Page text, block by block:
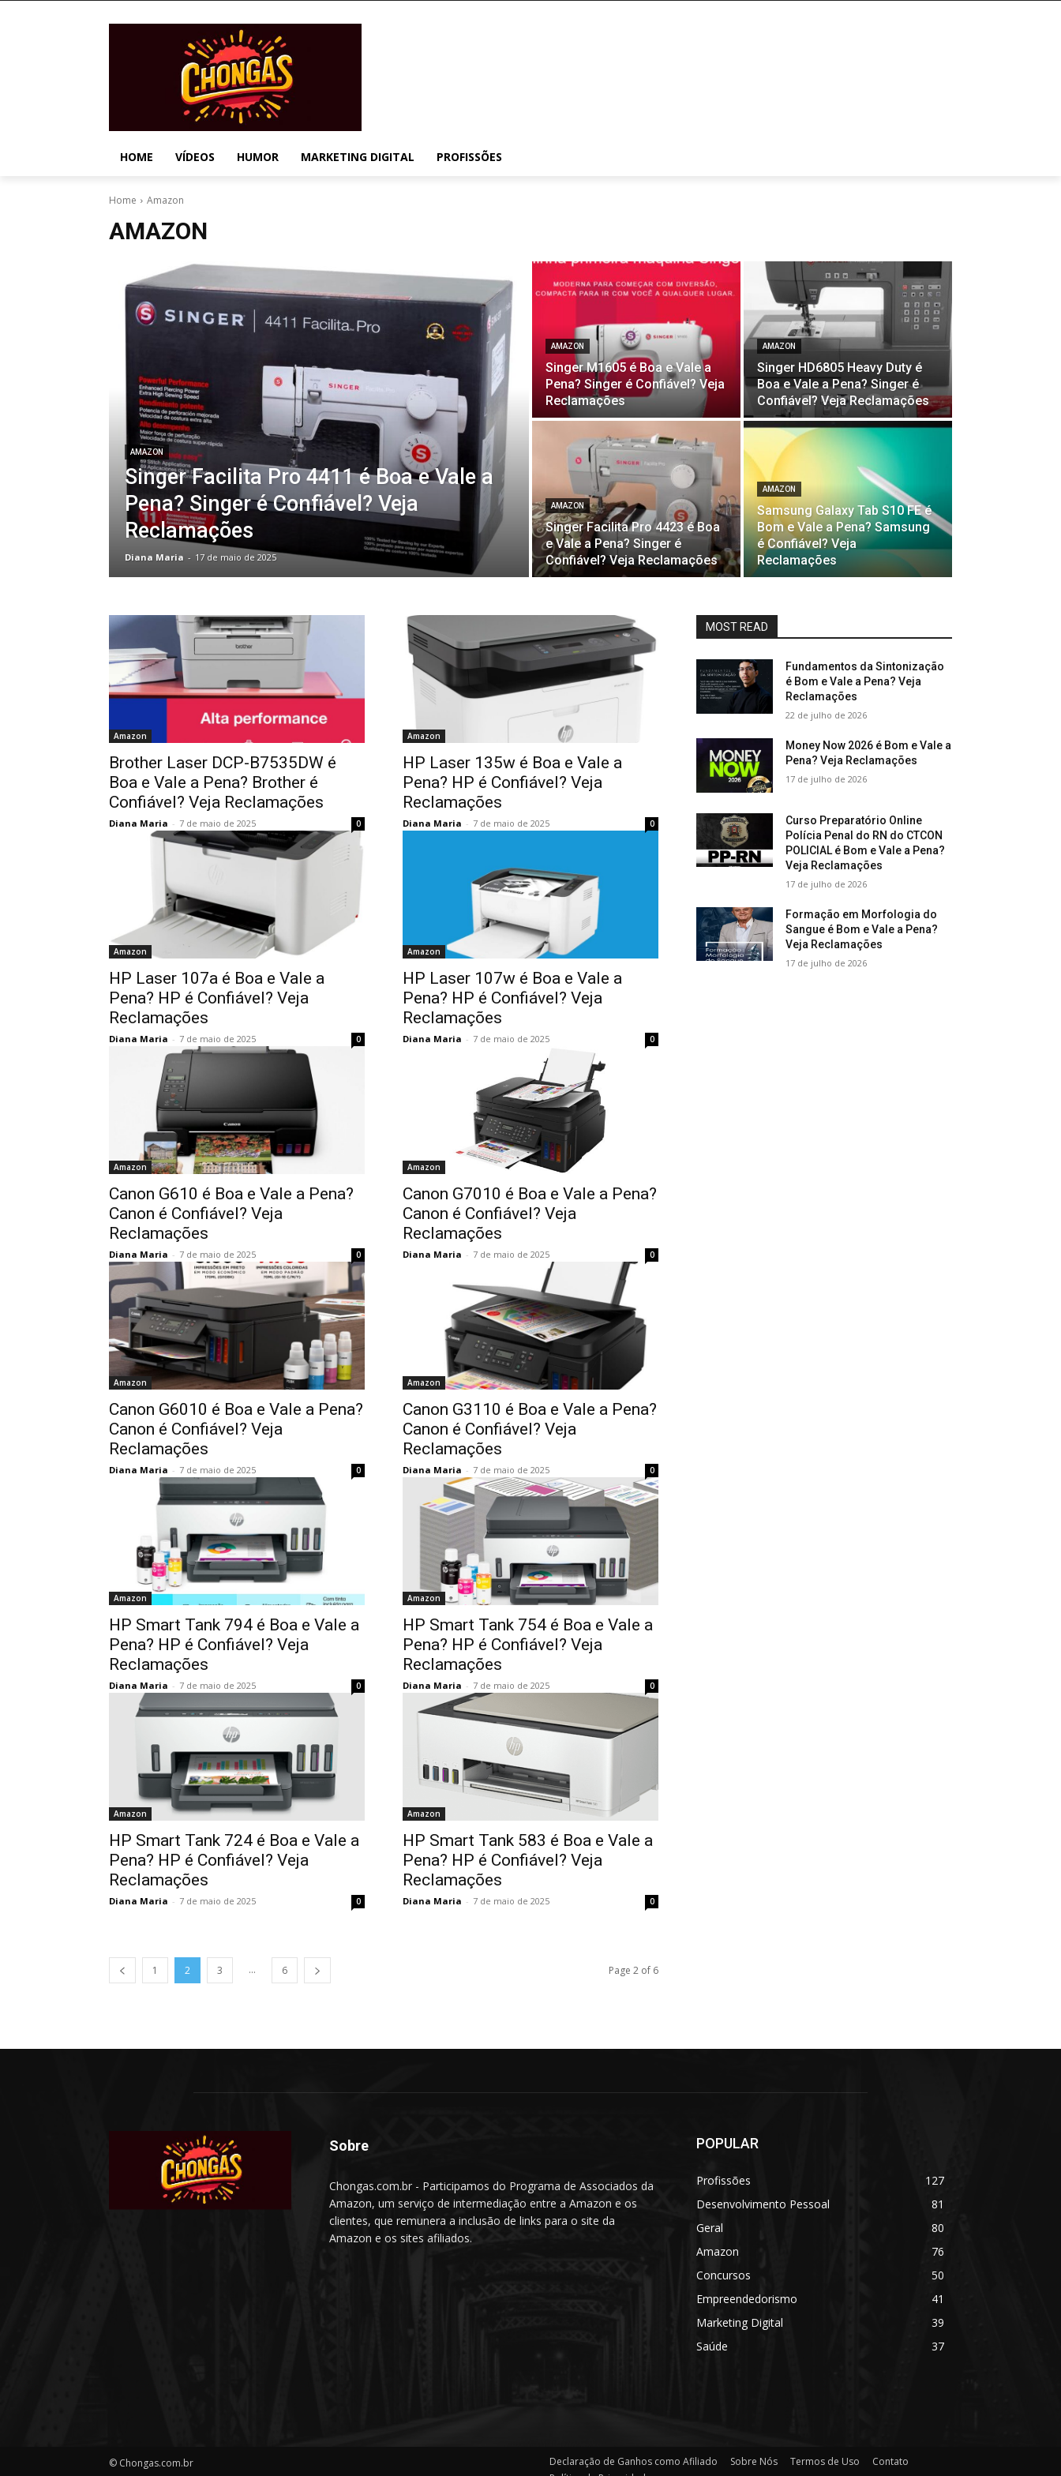
HOME VÍDEOS HUMOR MARKETING DIGITAL PROFISSÕES
Home Amazon
AMAZON
AMAZON
Singer Facilita Pro 4411 é Boa e Vale a
Pena? Singer é Confiável? Veja
Reclamações
Diana Maria - 17 de maio de 2025
AMAZON
Singer M1605 é Boa e Vale a
Pena? Singer é Confiável? Veja
Reclamações
AMAZON
Singer HD6805 Heavy Duty é
Boa e Vale a Pena? Singer é
Confiável? Veja Reclamações
AMAZON
Singer Facilita Pro 4423 é Boa
e Vale a Pena? Singer é
Confiável? Veja Reclamações
AMAZON
Samsung Galaxy Tab S10 FE é
Bom e Vale a Pena? Samsung
é Confiável? Veja
Reclamações
Amazon
Brother Laser DCP-B7535DW é
Boa e Vale a Pena? Brother é
Confiável? Veja Reclamações
Diana Maria - 7 de maio de 2025 0
Amazon
HP Laser 135w é Boa e Vale a
Pena? HP é Confiável? Veja
Reclamações
Diana Maria - 7 de maio de 2025 0
Amazon
HP Laser 107a é Boa e Vale a
Pena? HP é Confiável? Veja
Reclamações
Diana Maria - 7 de maio de 2025 0
Amazon
HP Laser 107w é Boa e Vale a
Pena? HP é Confiável? Veja
Reclamações
Diana Maria - 7 de maio de 2025 0
Amazon
Canon G610 é Boa e Vale a Pena?
Canon é Confiável? Veja
Reclamações
Diana Maria - 7 de maio de 2025 0
Amazon
Canon G7010 é Boa e Vale a Pena?
Canon é Confiável? Veja
Reclamações
Diana Maria - 7 de maio de 2025 0
Amazon
Canon G6010 é Boa e Vale a Pena?
Canon é Confiável? Veja
Reclamações
Diana Maria - 7 de maio de 2025 0
Amazon
Canon G3110 é Boa e Vale a Pena?
Canon é Confiável? Veja
Reclamações
Diana Maria - 7 de maio de 2025 0
Amazon
HP Smart Tank 794 é Boa e Vale a
Pena? HP é Confiável? Veja
Reclamações
Diana Maria - 7 de maio de 2025 0
Amazon
HP Smart Tank 754 é Boa e Vale a
Pena? HP é Confiável? Veja
Reclamações
Diana Maria - 7 de maio de 2025 0
Amazon
HP Smart Tank 724 é Boa e Vale a
Pena? HP é Confiável? Veja
Reclamações
Diana Maria - 7 de maio de 2025 0
Amazon
HP Smart Tank 583 é Boa e Vale a
Pena? HP é Confiável? Veja
Reclamações
Diana Maria - 7 de maio de 2025 0
1 2 3 ... 6 Page 2 of 6
MOST READ
Fundamentos da Sintonização
é Bom e Vale a Pena? Veja
Reclamações
22 de julho de 2026
Money Now 2026 é Bom e Vale a
Pena? Veja Reclamações
17 de julho de 2026
Curso Preparatório Online
Polícia Penal do RN do CTCON
POLICIAL é Bom e Vale a Pena?
Veja Reclamações
17 de julho de 2026
Formação em Morfologia do
Sangue é Bom e Vale a Pena?
Veja Reclamações
17 de julho de 2026
Sobre
Chongas.com.br - Participamos do Programa de Associados da
Amazon, um serviço de intermediação entre a Amazon e os
clientes, que remunera a inclusão de links para o site da
Amazon e os sites afiliados.
POPULAR
Profissões
127
Desenvolvimento Pessoal
81
Geral
80
Amazon
76
Concursos
50
Empreendedorismo
41
Marketing Digital
39
Saúde
37
© Chongas.com.br Declaração de Ganhos como Afiliado Sobre Nós Termos de Uso
Contato